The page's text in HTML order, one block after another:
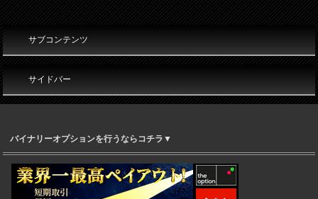
サブコンテンツ
サイドバー
バイナリーオプションを行うならコチラ▼